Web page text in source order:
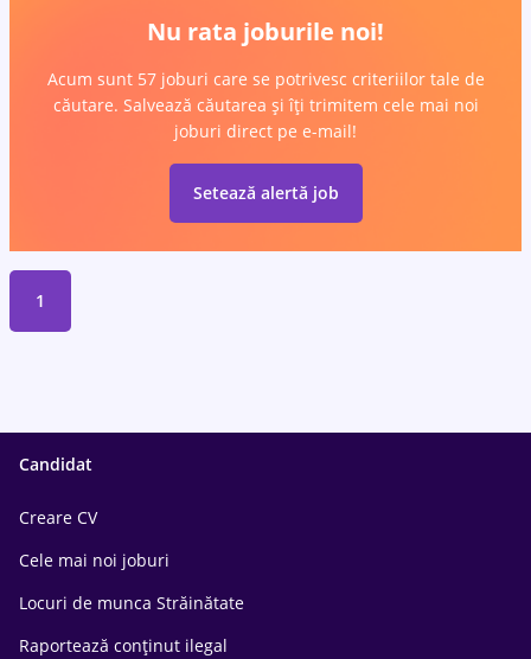
Nu rata joburile noi!
Acum sunt 57 joburi care se potrivesc criteriilor tale de
căutare. Salvează căutarea și îți trimitem cele mai noi
joburi direct pe e-mail!
Setează alertă job
1
Candidat
Creare CV
Cele mai noi joburi
Locuri de munca Străinătate
Raportează conținut ilegal